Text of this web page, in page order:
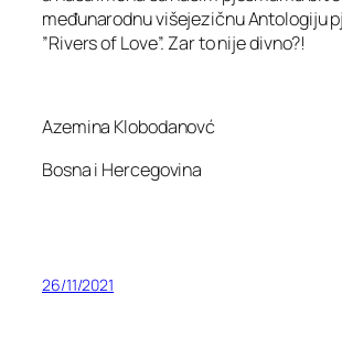
međunarodnu višejezičnu Antologiju
”Rivers of Love”. Zar to nije divno?!
Azemina Klobodanovć
Bosna i Hercegovina
26/11/2021